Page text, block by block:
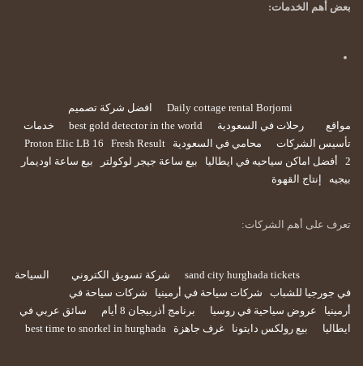
بعض أهم الخدمات:
Daily cottage rental Borjomi
افضل شركة تصميم
مواقع
رحلات في السعودية best gold detector in the world
خدمات
تأسيس الشركات
محامي في السعودية Proton Elic LB 16
Fresh Result
2
أفضل اماكن سياحيه في ايطاليا بيع ساعة جيجر لوكولتر
بيع ساعة اوديمار
بيجيه
إنتاج القهوة
تعرف على أهم الشركات:
sand city hurghada tickets شركة تسويق الكتروني
السياحة
في جورجيا للشباب
شركات سياحة في أرمينيا
شركات سياحة في
أرمينيا
عروض سياحية في روسيا برنامج أذربيجان 8 أيام
سائق عربي في
ايطاليا
بيع رولكس دايتونا غرف جاهزة best time to snorkel in hurghada